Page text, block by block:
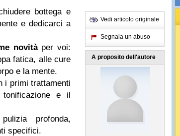
bottega e
e dedicarci a
novità per voi:
fatica, alle cure
e la mente.
i primi trattamenti
e il
profonda,
specifici.
Vedi articolo originale
Segnala un abuso
A proposito dell'autore